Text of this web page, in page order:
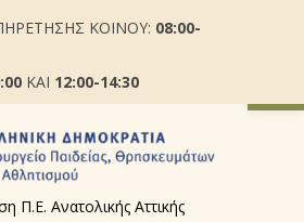
ΚΟΙΝΟΥ: 08:00-
ΚΑΙ 12:00-14:30
Π.Ε. Ανατολικής Αττικής